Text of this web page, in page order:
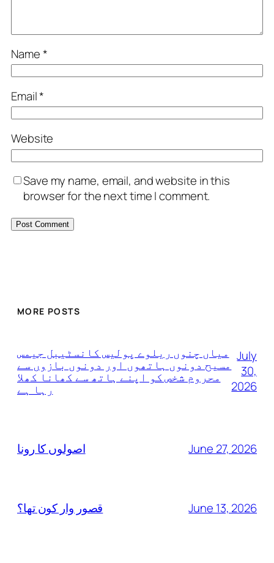
Name*
Email*
Website
Save my name, email, and website in this
browser for the next time I comment.
MORE POSTS
میاں چنوں ریلوے پولیس کانسٹیبل جیمس
مسیح دونوں ہاتھوں اور دونوں بازوں سے
محروم شخص کو اپنے ہاتھ سے کھانا کھلا
رہا ہے
July
30,
2026
اصولوں کا رونا June 27, 2026
قصور وار کون تھا؟ June 13, 2026